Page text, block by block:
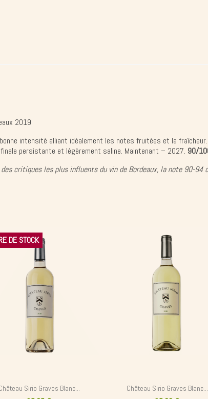
2019
intensité alliant idéalement les notes fruitées et la
persistante et légèrement saline. Maintenant – 2027. 90/
critiques les plus influents du vin de Bordeaux, la note 90-
Sirio Graves Blanc...
DE STOCK
Château Sirio Graves Blanc...